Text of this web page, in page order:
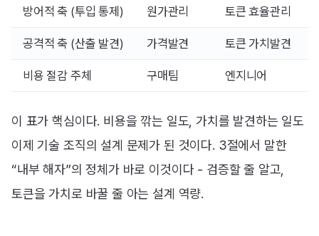
방어적 축 (투입 통제) 원가관리 토큰 효율관리
공격적 축 (산출 발견) 가격발견 토큰 가치발견
비용 절감 주체 구매팀 엔지니어
이 표가 핵심이다. 비용을 깎는 일도, 가치를 발견하는 일도
이제 기술 조직의 설계 문제가 된 것이다. 3절에서 말한
“내부 해자”의 정체가 바로 이것이다 - 검증할 줄 알고,
토큰을 가치로 바꿀 줄 아는 설계 역량.